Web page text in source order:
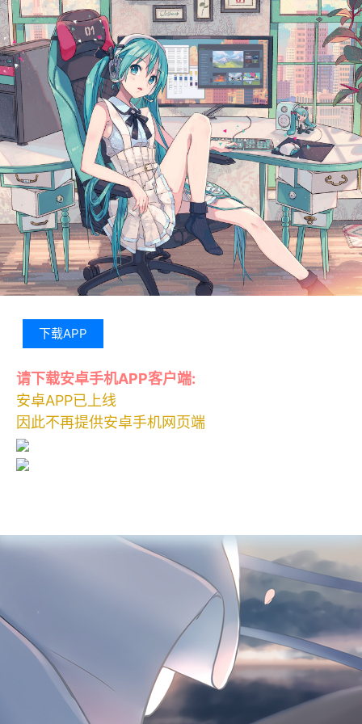
下载APP
请下载安卓手机APP客户端:
安卓APP已上线
因此不再提供安卓手机网页端